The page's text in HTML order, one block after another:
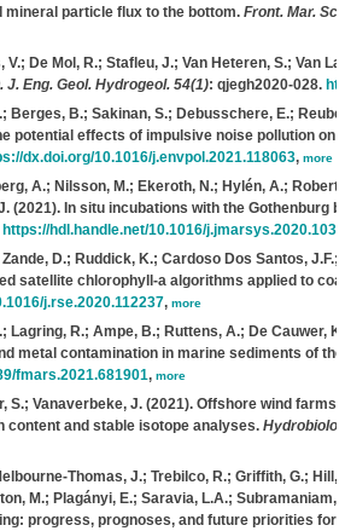
mineral particle flux to the bottom. Front. Mar.
V.; De Mol, R.; Stafleu, J.; Van Heteren, S.; Van
J. Eng. Geol. Hydrogeol. 54(1): qjegh2020-028.
Berges, B.; Sakinan, S.; Debusschere, E.;
potential effects of impulsive noise pollution
dx.doi.org/10.1016/j.envpol.2021.118063, more
A.; Nilsson, M.; Ekeroth, N.; Hylén, A.;
(2021). In situ incubations with the Gothenburg
https://hdl.handle.net/10.1016/
D.; Ruddick, K.; Cardoso Dos Santos, J.F.;
satellite chlorophyll-a algorithms applied to
j.rse.2020.112237, more
Lagring, R.; Ampe, B.; Ruttens, A.; De Cauwer,
metal contamination in marine sediments of
fmars.2021.681901, more
S.; Vanaverbeke, J.(2021). Offshore wind farms
content and stable isotope analyses.
Thomas, J.; Trebilco, R.; Griffith, G.;
M.; Plagányi, E.; Saravia, L.A.; Subramaniam,
progress, prognoses, and future priorities